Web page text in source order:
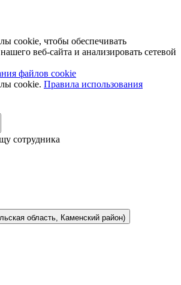
cookie, чтобы обеспечивать
веб-сайта и анализировать сетевой
файлов cookie
cookie. Правила использования
сотрудника
область, Каменский район)